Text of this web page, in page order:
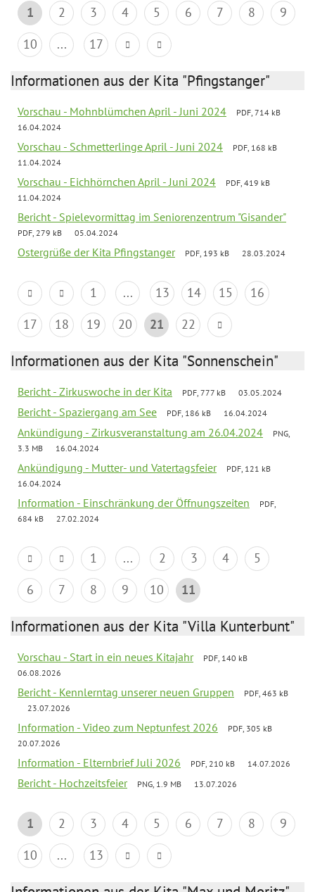
1 2 3 4 5 6 7 8
9
10
... 17
Informationen aus der Kita "Pfingstanger"
Vorschau - Mohnblümchen April - Juni 2024
PDF, 714 kB
16.04.2024
Vorschau - Schmetterlinge April - Juni 2024
PDF, 168 kB
11.04.2024
Vorschau - Eichhörnchen April - Juni 2024
PDF, 419 kB
11.04.2024
Bericht - Spielevormittag im Seniorenzentrum "Gisander"
PDF, 279 kB 05.04.2024
Ostergrüße der Kita Pfingstanger PDF, 193 kB 28.03.2024
1 ... 13 14 15
16
17
18 19 20 21 22
Informationen aus der Kita "Sonnenschein"
Bericht - Zirkuswoche in der Kita PDF, 777 kB 03.05.2024
Bericht - Spaziergang am See PDF, 186 kB 16.04.2024
Ankündigung - Zirkusveranstaltung am 26.04.2024
PNG,
3.3 MB
16.04.2024
Ankündigung - Mutter- und Vatertagsfeier
PDF, 121 kB
16.04.2024
Information - Einschränkung der Öffnungszeiten
PDF,
684 kB
27.02.2024
1 ... 2 3 4
5
6
7 8 9 10 11
Informationen aus der Kita "Villa Kunterbunt"
Vorschau - Start in ein neues Kitajahr
PDF, 140 kB
06.08.2026
Bericht - Kennlerntag unserer neuen Gruppen
PDF, 463 kB
23.07.2026
Information - Video zum Neptunfest 2026
PDF, 305 kB
20.07.2026
Information - Elternbrief Juli 2026 PDF, 210 kB 14.07.2026
Bericht - Hochzeitsfeier PNG, 1.9 MB 13.07.2026
1 2 3 4 5 6 7 8
9
10
... 13